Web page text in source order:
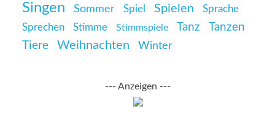
Singen Sommer Spiel Spielen
Sprache
Sprechen
Stimme Stimmspiele Tanz
Tanzen
Tiere
Weihnachten Winter
--- Anzeigen ---